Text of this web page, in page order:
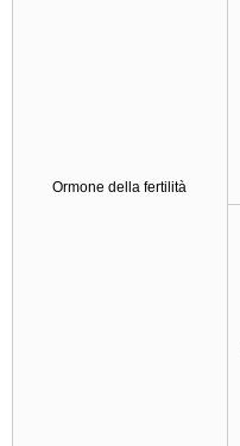
Ormone della fertilità